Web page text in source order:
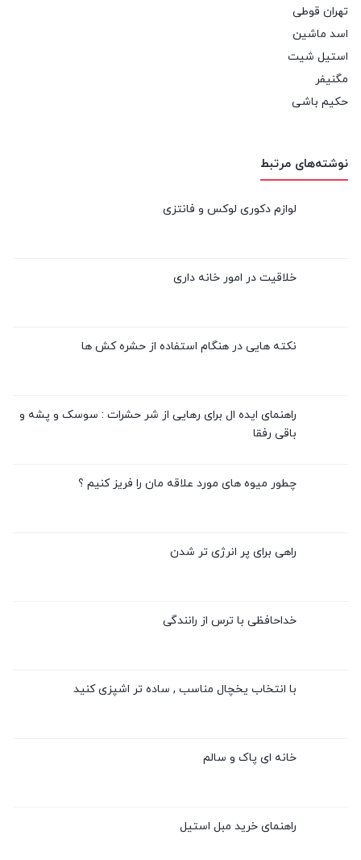
تهران قوطی
اسد ماشین
استیل شیت
مگنیفر
حکیم باشی
نوشته‌های مرتبط
لوازم دکوری لوکس و فانتزی
خلاقیت در امور خانه داری
نکته هایی در هنگام استفاده از حشره کش ها
راهنمای ایده ال برای رهایی از شر حشرات : سوسک و پشه و
باقی رفقا
چطور میوه های مورد علاقه مان را فریز کنیم ؟
راهی برای پر انرژی تر شدن
خداحافظی با ترس از رانندگی
با انتخاب یخچال مناسب , ساده تر اشپزی کنید
خانه ای پاک و سالم
راهنمای خرید مبل استیل